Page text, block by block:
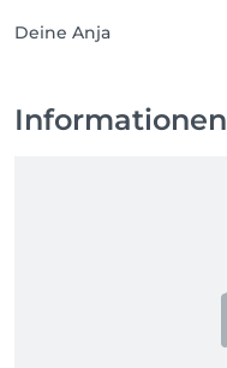
Deine Anja
Informationen